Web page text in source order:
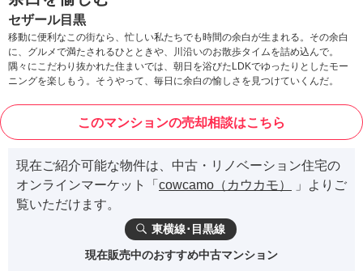
セザール目黒
移動に便利なこの街なら、忙しい私たちでも時間の余白が生まれる。その余白
に、グルメで満たされるひとときや、川沿いのお散歩タイムを詰め込んで。
隅々にこだわり抜かれた住まいでは、朝日を浴びたLDKでゆったりとしたモー
ニングを楽しもう。そうやって、毎日に余白の愉しさを見つけていくんだ。
このマンションの売却相談はこちら
現在ご紹介可能な物件は、中古・リノベーション住宅の
オンラインマーケット「 cowcamo（カウカモ）
」よりご
覧いただけます。
東横線･目黒線
現在販売中のおすすめ中古マンション